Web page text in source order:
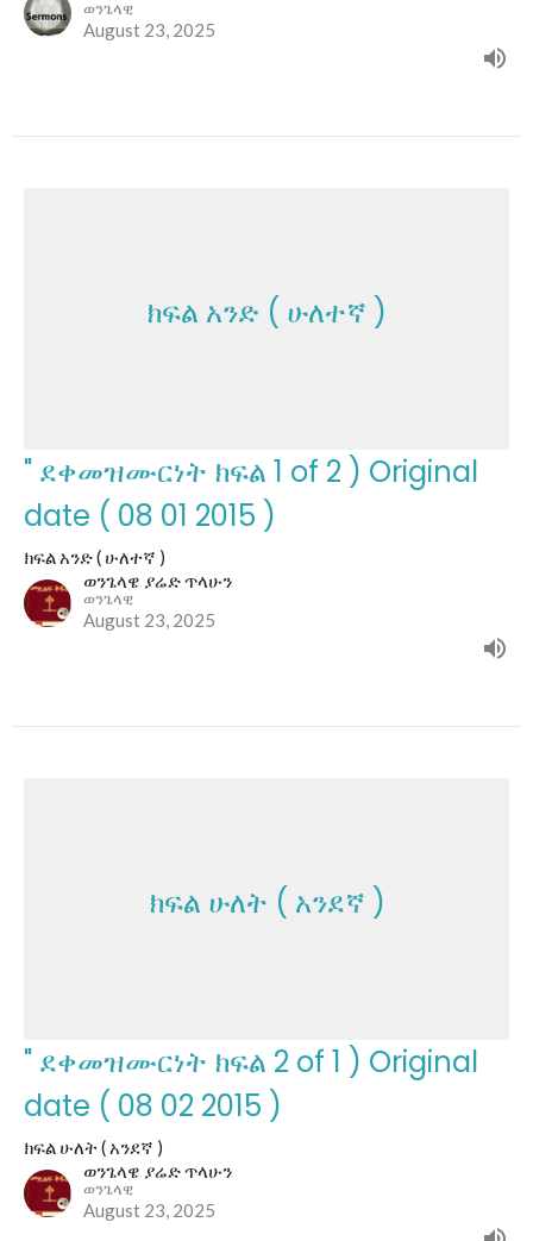
ወንጌላዊ
August 23, 2025
ክፍል አንድ ( ሁለተኛ )
" ደቀመዝሙርነት ክፍል 1 of 2 ) Original
date ( 08 01 2015 )
ክፍል አንድ ( ሁለተኛ )
ወንጌላዌ ያሬድ ጥላሁን
ወንጌላዊ
August 23, 2025
ክፍል ሁለት ( አንደኛ )
" ደቀመዝሙርነት ክፍል 2 of 1 ) Original
date ( 08 02 2015 )
ክፍል ሁለት ( አንደኛ )
ወንጌላዌ ያሬድ ጥላሁን
ወንጌላዊ
August 23, 2025